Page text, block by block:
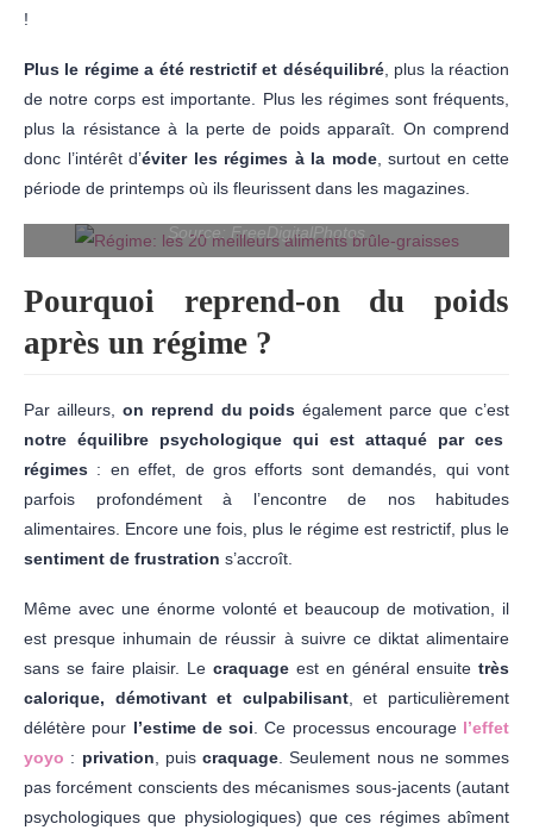
!
Plus le régime a été restrictif et déséquilibré, plus la réaction
de notre corps est importante. Plus les régimes sont fréquents,
plus la résistance à la perte de poids apparaît. On comprend
donc l’intérêt d’éviter les régimes à la mode, surtout en cette
période de printemps où ils fleurissent dans les magazines.
Source: FreeDigitalPhotos
Pourquoi reprend-on du poids
après un régime ?
Par ailleurs, on reprend du poidségalement parce que c’est
notre équilibre psychologique qui est attaqué par ces
régimes : en effet, de gros efforts sont demandés, qui vont
parfois profondément à l’encontre de nos habitudes
alimentaires. Encore une fois, plus le régime est restrictif, plus le
sentiment de frustration s’accroît.
Même avec une énorme volonté et beaucoup de motivation, il
est presque inhumain de réussir à suivre ce diktat alimentaire
sans se faire plaisir. Le craquage est en général ensuite très
calorique, démotivant et culpabilisant, et particulièrement
délétère pour l’estime de soi . Ce processus encourage l’effet
yoyo : privation , puis craquage . Seulement nous ne sommes
pas forcément conscients des mécanismes sous-jacents (autant
psychologiques que physiologiques) que ces régimes abîment